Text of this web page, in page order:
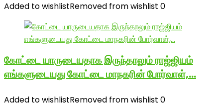
Added to wishlistRemoved from wishlist 0
கோட்டை யாருடையதாக இருந்தாலும் ராஜ்ஜியம்
எங்களுடையது கோட்டை மாநகரின் போர்வாள்,…
Added to wishlistRemoved from wishlist 0